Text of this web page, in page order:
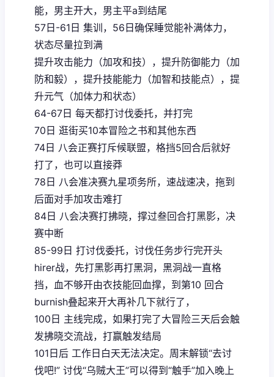
能，男主开大，男主平a到结尾
57日-61日 集训，56日确保睡觉能补满体力，
状态尽量拉到满
提升攻击能力（加攻和技），提升防御能力（加
防和毅），提升技能能力（加智和技能点），提
升元气（加体力和状态）
64-67日 每天都打讨伐委托，并打完
70日 逛街买10本冒险之书和其他东西
74日 八会正赛打斥候联盟，格挡5回合后就好
打了，也可以直接莽
78日 八会准决赛九星项务所，速战速决，拖到
后面对手加攻击难打
84日 八会决赛打拂晓，撑过叁回合打黑影，决
赛中断
85-99日 打讨伐委托，讨伐任务步行完开头
hirer战，先打黑影再打黑洞，黑洞战一直格
挡，血不够开由衣技能回血撑，到第10 回合
burnish叠起来开大再补几下就行了，
100日 主线完成，如果打完了大冒险三天后会触
发拂晓交流战，打赢触发结局
101日后 工作日白天无法决定。周末解锁“去讨
伐吧!” 讨伐“乌贼大王”可以得到“触手”加入晚上